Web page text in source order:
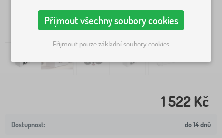
1 522 Kč
do 14 dnů
Přijmout všechny soubory cookies
Přijmout pouze základní soubory cookies